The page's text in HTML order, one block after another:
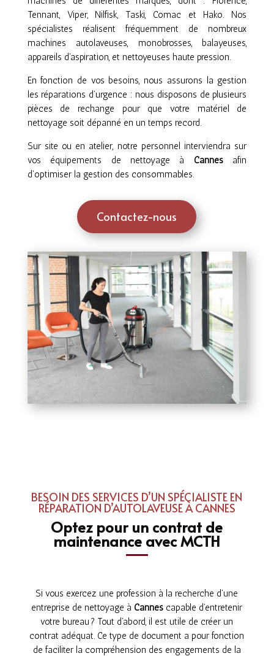
Tennant, Viper, Nilfisk, Taski, Comac et Hako. Nos
spécialistes réalisent fréquemment de nombreux
machines autolaveuses, monobrosses, balayeuses,
appareils d’aspiration, et nettoyeuses haute pression.
En fonction de vos besoins, nous assurons la gestion
les réparations d’urgence : nous disposons de plusieurs
pièces de rechange pour que votre matériel de
nettoyage soit dépanné en un temps record.
Sur site ou en atelier, notre personnel interviendra sur
vos équipements de nettoyage à Cannesafin
d’optimiser la gestion des consommables.
Contactez-nous
BESOIN DES SERVICES D’UN SPÉCIALISTE EN
RÉPARATION D’AUTOLAVEUSE À CANNES
Optez pour un contrat de
maintenance avec MCTH
Si vous exercez une profession à la recherche d’une
entreprise de nettoyage à Cannes capable d’entretenir
votre bureau ? Tout d’abord, il est utile de créer un
contrat adéquat. Ce type de document a pour fonction
de faciliter la compréhension des engagements de la